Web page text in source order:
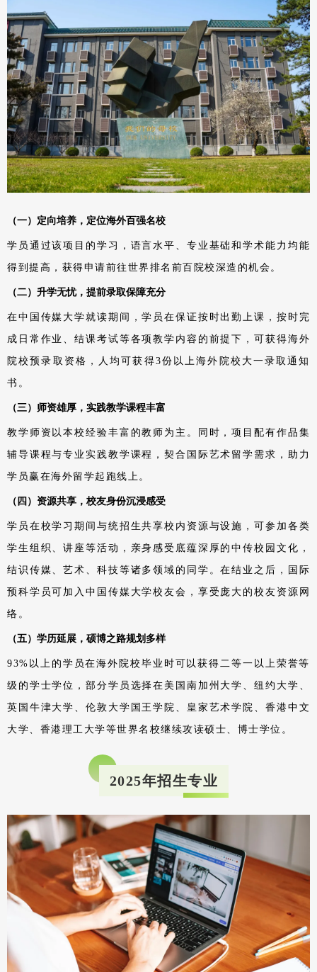
（一）定向培养，定位海外百强名校
学员通过该项目的学习，语言水平、专业基础和学术能力均能
得到提高，获得申请前往世界排名前百院校深造的机会。
（二）升学无忧，提前录取保障充分
在中国传媒大学就读期间，学员在保证按时出勤上课，按时完
成日常作业、结课考试等各项教学内容的前提下，可获得海外
院校预录取资格，人均可获得3份以上海外院校大一录取通知
书。
（三）师资雄厚，实践教学课程丰富
教学师资以本校经验丰富的教师为主。同时，项目配有作品集
辅导课程与专业实践教学课程，契合国际艺术留学需求，助力
学员赢在海外留学起跑线上。
（四）资源共享，校友身份沉浸感受
学员在校学习期间与统招生共享校内资源与设施，可参加各类
学生组织、讲座等活动，亲身感受底蕴深厚的中传校园文化，
结识传媒、艺术、科技等诸多领域的同学。在结业之后，国际
预科学员可加入中国传媒大学校友会，享受庞大的校友资源网
络。
（五）学历延展，硕博之路规划多样
93%以上的学员在海外院校毕业时可以获得二等一以上荣誉等
级的学士学位，部分学员选择在美国南加州大学、纽约大学、
英国牛津大学、伦敦大学国王学院、皇家艺术学院、香港中文
大学、香港理工大学等世界名校继续攻读硕士、博士学位。
2025年招生专业